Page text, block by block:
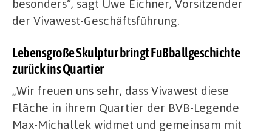
besonders“, sagt Uwe Eichner, Vorsitzender
der Vivawest-Geschäftsführung.
Lebensgroße Skulptur bringt Fußballgeschichte
zurück ins Quartier
„Wir freuen uns sehr, dass Vivawest diese
Fläche in ihrem Quartier der BVB-Legende
Max-Michallek widmet und gemeinsam mit